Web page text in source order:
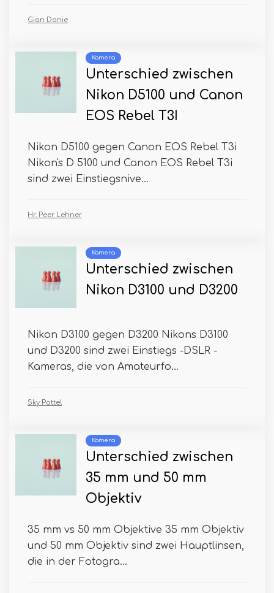
Gian Donie
Kamera
Unterschied zwischen
Nikon D5100 und Canon
EOS Rebel T3I
Nikon D5100 gegen Canon EOS Rebel T3i
Nikon's D 5100 und Canon EOS Rebel T3i
sind zwei Einstiegsnive...
Hr. Peer Lehner
Kamera
Unterschied zwischen
Nikon D3100 und D3200
Nikon D3100 gegen D3200 Nikons D3100
und D3200 sind zwei Einstiegs -DSLR -
Kameras, die von Amateurfo...
Sky Pottel
Kamera
Unterschied zwischen
35 mm und 50 mm
Objektiv
35 mm vs 50 mm Objektive 35 mm Objektiv
und 50 mm Objektiv sind zwei Hauptlinsen,
die in der Fotogra...